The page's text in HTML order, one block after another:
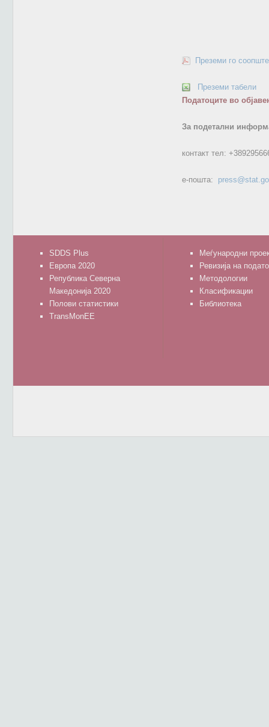
Преземи го
Преземи табели
Податоците во
За подетални
контакт тел:
е-пошта:
SDDS Plus
Европа 2020
Република Северна
Македонија 2020
Полови статистики
TransMonEE
Меѓународни
Ревизија на
Методологии
Класификации
Библиотека